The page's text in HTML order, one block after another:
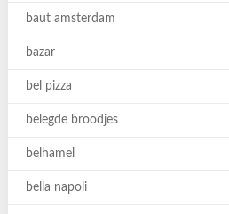
baut amsterdam
bazar
bel pizza
belegde broodjes
belhamel
bella napoli